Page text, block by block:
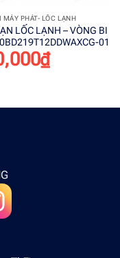
MÁY PHÁT- LỐC LẠNH
LỐC LẠNH – VÒNG BI
01
₫